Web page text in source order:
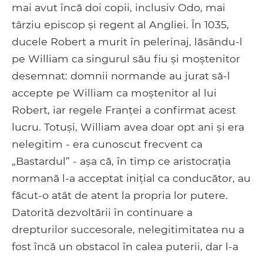
mai avut încă doi copii, inclusiv Odo, mai
târziu episcop și regent al Angliei. În 1035,
ducele Robert a murit în pelerinaj, lăsându-l
pe William ca singurul său fiu și moștenitor
desemnat: domnii normande au jurat să-l
accepte pe William ca moștenitor al lui
Robert, iar regele Franței a confirmat acest
lucru. Totuși, William avea doar opt ani și era
nelegitim - era cunoscut frecvent ca
„Bastardul” - așa că, în timp ce aristocrația
normană l-a acceptat inițial ca conducător, au
făcut-o atât de atent la propria lor putere.
Datorită dezvoltării în continuare a
drepturilor succesorale, nelegitimitatea nu a
fost încă un obstacol în calea puterii, dar l-a